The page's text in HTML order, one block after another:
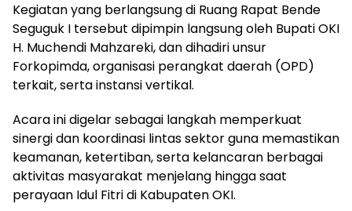
Kegiatan yang berlangsung di Ruang Rapat Bende
Seguguk I tersebut dipimpin langsung oleh Bupati OKI
H. Muchendi Mahzareki, dan dihadiri unsur
Forkopimda, organisasi perangkat daerah (OPD)
terkait, serta instansi vertikal.
Acara ini digelar sebagai langkah memperkuat
sinergi dan koordinasi lintas sektor guna memastikan
keamanan, ketertiban, serta kelancaran berbagai
aktivitas masyarakat menjelang hingga saat
perayaan Idul Fitri di Kabupaten OKI.